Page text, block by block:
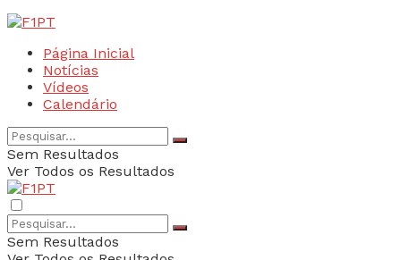
Página Inicial
Notícias
Vídeos
Calendário
Sem Resultados
Ver Todos os Resultados
Sem Resultados